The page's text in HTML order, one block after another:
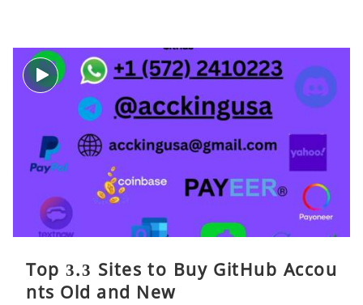
Top 3.3 Sites to Buy GitHub Accou
nts Old and New